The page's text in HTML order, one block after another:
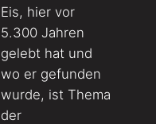
Eis, hier vor
5.300 Jahren
gelebt hat und
wo er gefunden
wurde, ist Thema
der